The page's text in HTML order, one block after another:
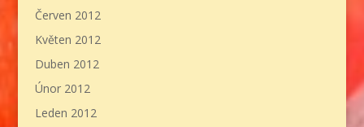
Červen 2012
Květen 2012
Duben 2012
Únor 2012
Leden 2012